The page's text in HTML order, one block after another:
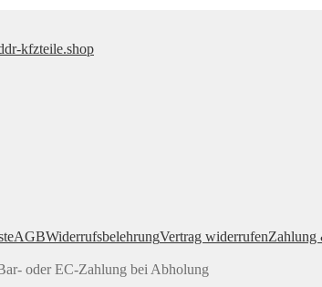
kfzteile.shop
AGBWiderrufsbelehrungVertrag widerrufenZahlung
oder EC-Zahlung bei Abholung